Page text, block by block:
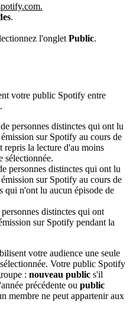
.
l'onglet Public.
votre public Spotify entre
personnes distinctes qui ont lu
sur Spotify au cours de
repris la lecture d'au moins
sélectionnée.
personnes distinctes qui ont lu
sur Spotify au cours de
qui n'ont lu aucun épisode de
distinctes qui ont
sur Spotify pendant la
votre audience une seule
Votre public Spotify
: nouveau public s'il
précédente ou public
membre ne peut appartenir aux